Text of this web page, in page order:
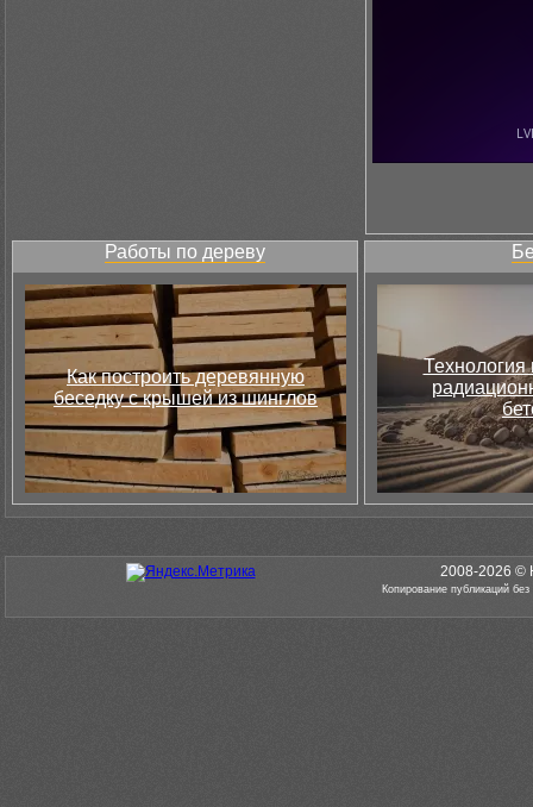
Работы по дереву
Как построить деревянную
беседку с крышей из шинглов
Технология
2008-2026 ©
Копирование публикаций